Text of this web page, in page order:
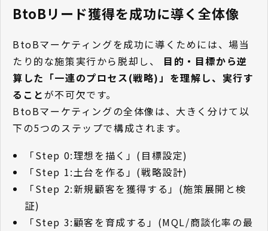
BtoBリード獲得を成功に導く全体像
BtoBマーケティングを成功に導くためには、場当
たり的な施策実行から脱却し、 目的・目標から逆
算した「一連のプロセス(戦略)」を理解し、実行す
ることが不可欠です。
BtoBマーケティングの全体像は、大きく分けて以
下の5つのステップで構成されます。
「Step 0:理想を描く」(目標設定)
「Step 1:土台を作る」(戦略設計)
「Step 2:新規顧客を獲得する」(施策展開と検
証)
「Step 3:顧客を育成する」(MQL/商談化率の最